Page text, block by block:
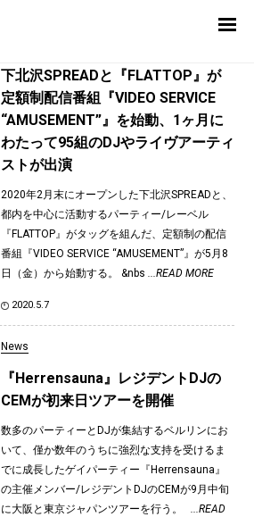
下北沢SPREADと『FLATTOP』が
定額制配信番組『VIDEO SERVICE
“AMUSEMENT”』を始動、1ヶ月に
わたって95組のDJやライヴアーティ
ストが出演
2020年2月末にオープンした下北沢SPREADと、
都内を中心に活動するパーティー/レーベル
『FLATTOP』がタッグを組んだ、定額制の配信
番組『VIDEO SERVICE “AMUSEMENT”』が5月8
日（金）から始動する。 &nbs ...READ MORE
2020.5.7
News
『Herrensauna』レジデントDJの
CEMが初来日ツアーを開催
数多のパーティーとDJが集結するベルリンにお
いて、僅か数年のうちに強烈な支持を受けるま
でに成長したゲイパーティー『Herrensauna』
の主催メンバー/レジデントDJのCEMが9月中旬
に大阪と東京ジャパンツアーを行う。 ...READ
News
Interview
Highlight
Report